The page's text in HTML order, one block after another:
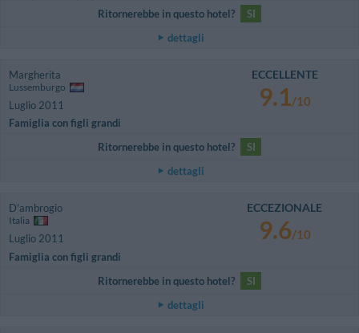
Ritornerebbe in questo hotel?
SI
dettagli
Margherita
Lussemburgo
Luglio 2011
Famiglia con figli grandi
ECCELLENTE
9.1/10
Ritornerebbe in questo hotel?
SI
dettagli
D'ambrogio
Italia
Luglio 2011
Famiglia con figli grandi
ECCEZIONALE
9.6/10
Ritornerebbe in questo hotel?
SI
dettagli